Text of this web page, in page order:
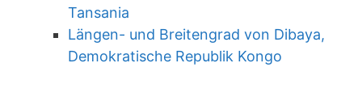
Tansania
Längen- und Breitengrad von Dibaya,
Demokratische Republik Kongo